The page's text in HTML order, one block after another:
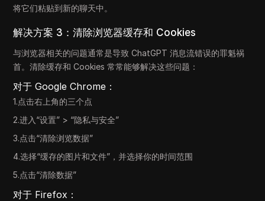
将它们粘贴到新的聊天中。
解决方案 3：清除浏览器缓存和 Cookies
与浏览器相关的问题通常是导致 ChatGPT 消息流错误的罪魁祸
首。清除缓存和 Cookies 常常能够解决这些问题：
对于 Google Chrome：
1.点击右上角的三个点
2.进入“设置” > “隐私与安全”
3.点击“清除浏览数据”
4.选择“缓存的图片和文件”，并选择你的时间范围
5.点击“清除数据”
对于 Firefox：